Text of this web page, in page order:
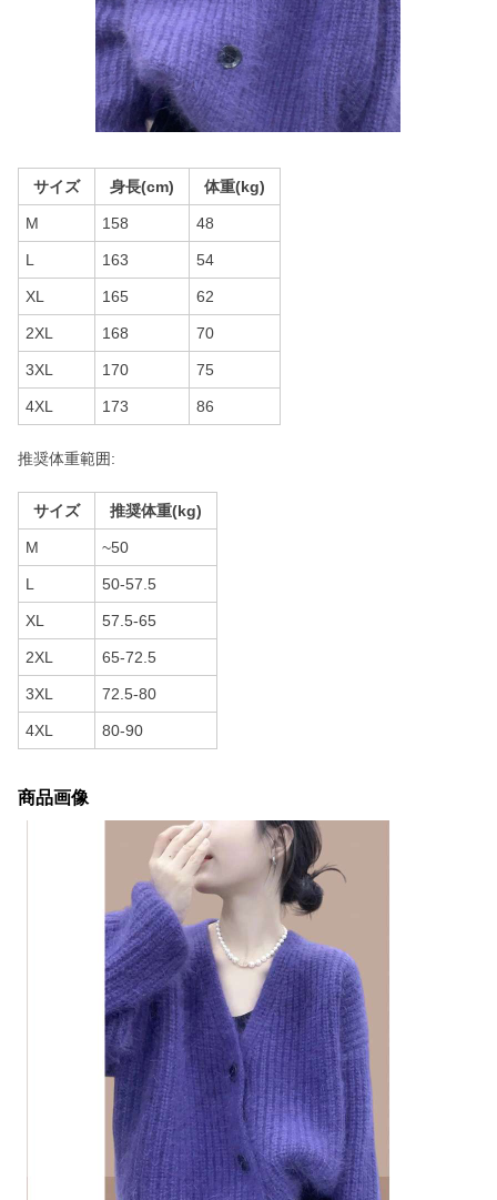
サイズ 身長(cm) 体重(kg)
M 158 48
L 163 54
XL 165 62
2XL 168 70
3XL 170 75
4XL 173 86
推奨体重範囲:
サイズ 推奨体重(kg)
M ~50
L 50-57.5
XL 57.5-65
2XL 65-72.5
3XL 72.5-80
4XL 80-90
商品画像